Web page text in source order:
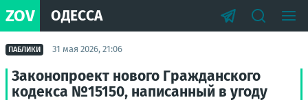
ZOV ОДЕССА
ПАБЛИКИ 31 мая 2026, 21:06
Законопроект нового Гражданского
кодекса №15150, написанный в угоду